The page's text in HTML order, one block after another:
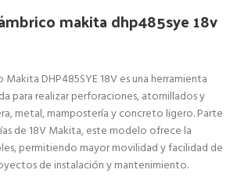
makita dhp485sye 18v
DHP485SYE 18V es una herramienta
para realizar perforaciones, atornillados y
metal, mampostería y concreto ligero. Parte
de 18V Makita, este modelo ofrece la
permitiendo mayor movilidad y facilidad de
de instalación y mantenimiento.